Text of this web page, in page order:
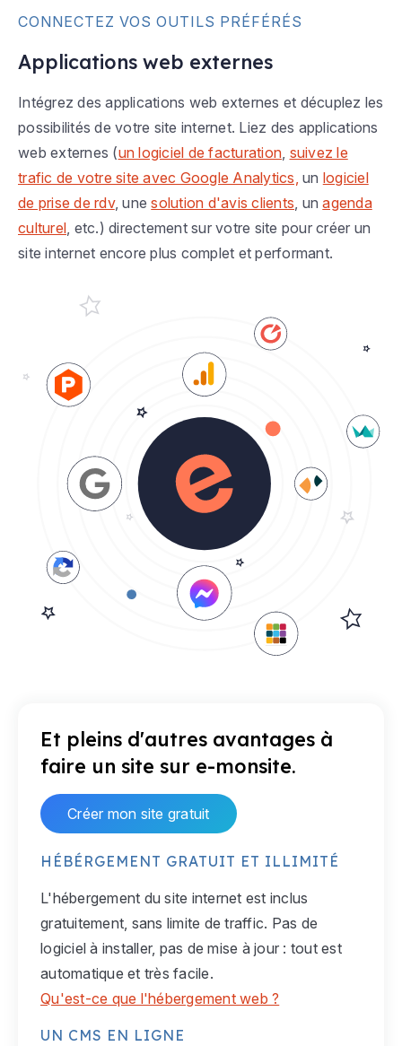
CONNECTEZ VOS OUTILS PRÉFÉRÉS
Applications web externes
Intégrez des applications web externes et décuplez les
possibilités de votre site internet. Liez des applications
web externes (un logiciel de facturation, suivez le
trafic de votre site avec Google Analytics, un logiciel
de prise de rdv, unesolution d'avis clients, unagenda
culturel, etc.) directement sur votre site pour créer un
site internet encore plus complet et performant.
Et pleins d'autres avantages à
faire un site sur e-monsite.
Créer mon site gratuit
HÉBÉRGEMENT GRATUIT ET ILLIMITÉ
L'hébergement du site internet est inclus
gratuitement, sans limite de traffic. Pas de
logiciel à installer, pas de mise à jour : tout est
automatique et très facile.
Qu'est-ce que l'hébergement web ?
UN CMS EN LIGNE